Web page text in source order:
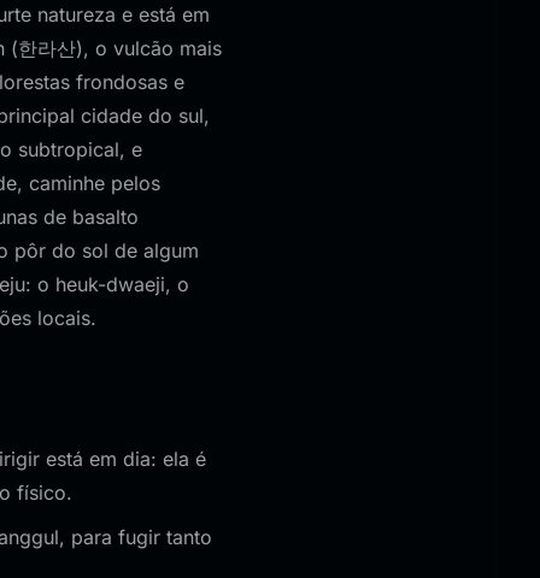
natureza e está em
(한라산), o vulcão mais
frondosas e
cidade do sul,
subtropical, e
caminhe pelos
de basalto
pôr do sol de algum
o heuk-dwaeji, o
locais.
está em dia: ela é
físico.
para fugir tanto